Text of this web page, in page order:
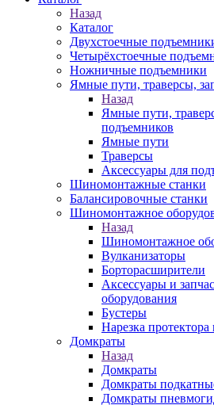
Назад
Каталог
Двухстоечные
Четырёхстоечные
Ножничные подъемники
Ямные пути, траверсы,
Назад
Ямные пути,
подъемников
Ямные пути
Траверсы
Аксессуары для
Шиномонтажные станки
Балансировочные станки
Шиномонтажное
Назад
Шиномонтажное
Вулканизаторы
Борторасширители
Аксессуары и
оборудования
Бустеры
Нарезка протектора
Домкраты
Назад
Домкраты
Домкраты
Домкраты